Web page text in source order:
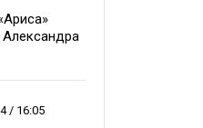
/ 16:05